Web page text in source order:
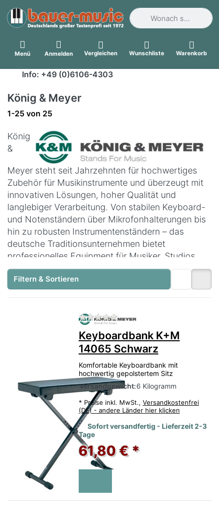
Geben Sie einen
Menü Anmelden Vergleichen Wunschliste Warenkorb
Info: +49 (0)6106-4303
König & Meyer
Suchergebnisse:
1-25 von 25
König
&
Meyer steht seit Jahrzehnten für hochwertiges
Zubehör für Musikinstrumente und überzeugt mit
innovativen Lösungen, hoher Qualität und
langlebiger Verarbeitung. Von stabilen Keyboard-
und Notenständern über Mikrofonhalterungen bis
hin zu robusten Instrumentenständern – das
deutsche Traditionsunternehmen bietet
professionelles Equipment für Musiker, Studios
und Bühnen. Mit durchdachtem Design und
präziser Fertigung ist König & Meyer die erste
Wahl für anspruchsvolles Musikzubehör.
Filtern & Sortieren
Zu diesem Produkt liegen
Keyboardbank K+M
14065 Schwarz
Komfortable Keyboardbank mit
hochwertig gepolstertem Sitz
Versandgewicht:6 Kilogramm
* Preise inkl. MwSt., Versandkostenfrei
(DE) - andere Länder hier klicken
Sofort versandfertig - Lieferzeit 2-3
Tage
61,80 € *